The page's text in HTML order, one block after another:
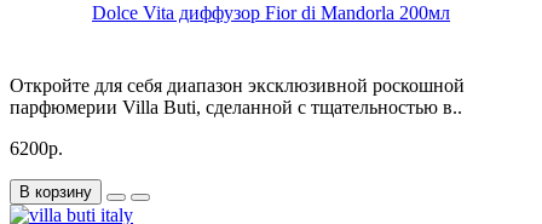
Dolce Vita диффузор Fior di Mandorla 200мл
Откройте для себя диапазон эксклюзивной роскошной
парфюмерии Villa Buti, сделанной с тщательностью в..
6200р.
В корзину